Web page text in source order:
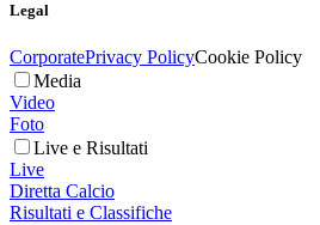
Legal
CorporatePrivacy PolicyCookie Policy
Media
Video
Foto
Live e Risultati
Live
Diretta Calcio
Risultati e Classifiche